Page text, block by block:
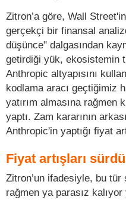
Zitron’a göre, Wall
gerçekçi bir finansal
düşünce" dalgasından
getirdiği yük, ekosistemin
Anthropic altyapısını
kodlama aracı geçtiğimiz
yatırım almasına rağmen
yaptı. Zam kararının
Anthropic'in yaptığı fiyat
Fiyat artışları
Zitron’un ifadesiyle, bu
rağmen ya parasız